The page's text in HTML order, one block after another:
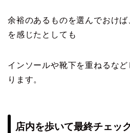
余裕のあるものを選んでおけ
を感じたとしても
インソールや靴下を重ねるな
ります。
店内を歩いて最終チェッ